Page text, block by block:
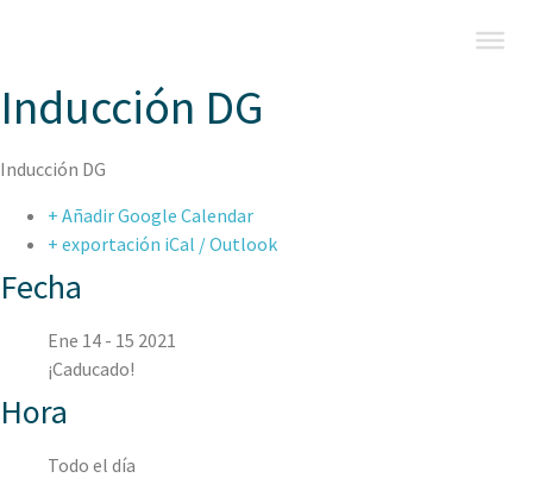
Inducción DG
Inducción DG
+ Añadir Google Calendar
+ exportación iCal / Outlook
Fecha
Ene 14 - 15 2021
¡Caducado!
Hora
Todo el día